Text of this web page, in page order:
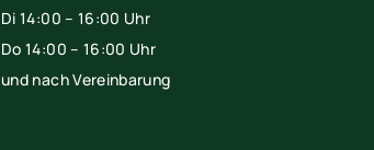
Di 14:00 – 16:00 Uhr
Do 14:00 – 16:00 Uhr
und nach Vereinbarung